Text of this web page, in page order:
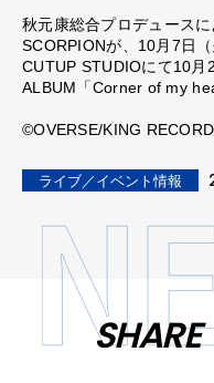
秋元康総合プロデュース
SCORPIONが、10月7日
CUTUP STUDIOにて10
ALBUM「Corner of my
©OVERSE/KING
ライブ／イベント情報
SHARE